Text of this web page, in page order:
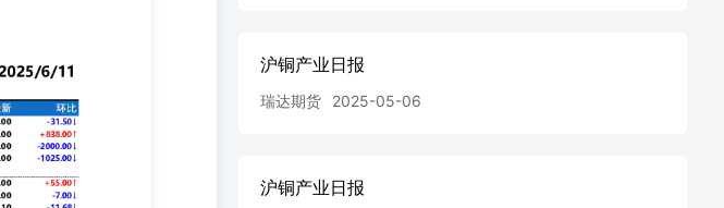
元/吨)CU主力合约基差(日,元/
元/吨)LME铜升贴水(0-3)(日,
矿江西(日,元/金属吨)粗铜:南
吨)铜精矿云南(日,元/金属吨)
吨)库存:铜:社会库存(周,万吨)
铜材(月,吨)废铜:1#光亮铜线:
沪铜产业日报
瑞达期货 2025-05-06
沪铜产业日报